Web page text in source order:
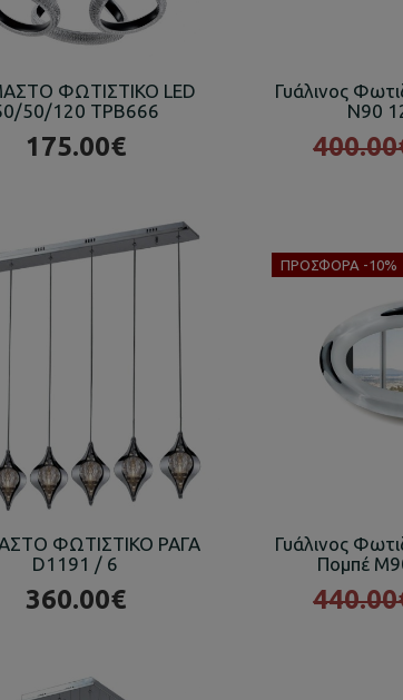
ΦΩΤΙΣΤΙΚΟ LED
50/120 TPB666
175.00€
Γυάλινος
N90
ΦΩΤΙΣΤΙΚΟ ΡΑΓΑ
D1191 / 6
360.00€
ΠΡΟΣΦΟΡΆ -10%
Γυάλινος
Πομπέ